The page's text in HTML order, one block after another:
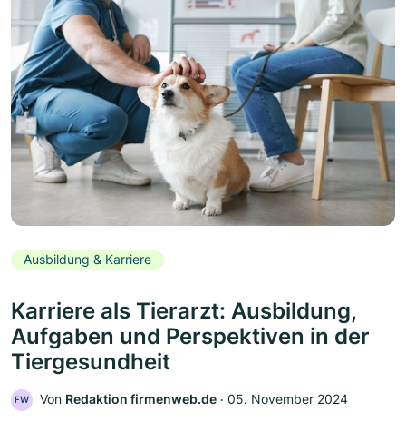
Ausbildung & Karriere
Karriere als Tierarzt: Ausbildung,
Aufgaben und Perspektiven in der
Tiergesundheit
FW Von Redaktion firmenweb.de ‧ 05. November 2024